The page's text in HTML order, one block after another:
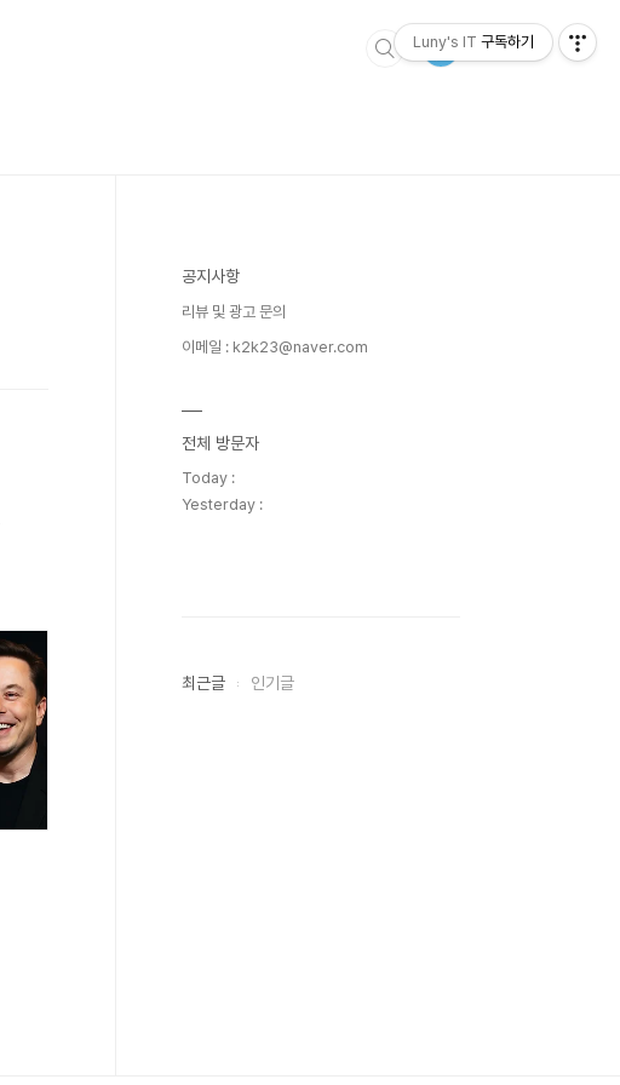
공지사항
리뷰 및 광고 문의
이메일 : k2k23@naver.com
전체 방문자
Today :
Yesterday :
최근글 인기글
Luny's IT 구독하기